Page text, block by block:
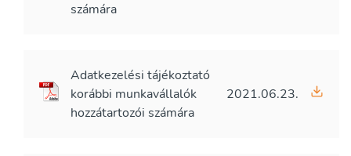
számára
Adatkezelési tájékoztató
korábbi munkavállalók
hozzátartozói számára
2021.06.23.